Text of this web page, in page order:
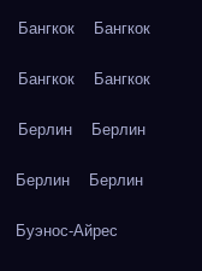
Бангкок Бангкок
Бангкок Бангкок
Берлин Берлин
Берлин Берлин
Буэнос-Айрес